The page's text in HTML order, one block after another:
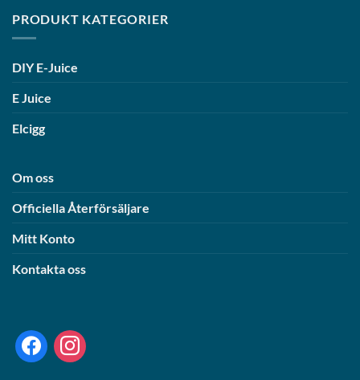
PRODUKT KATEGORIER
DIY E-Juice
E Juice
Elcigg
Om oss
Officiella Återförsäljare
Mitt Konto
Kontakta oss
facebookinstagram